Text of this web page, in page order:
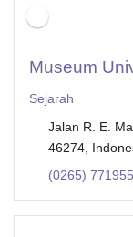
Museum
Sejarah
Jalan R. E.
46274,
(0265) 771955